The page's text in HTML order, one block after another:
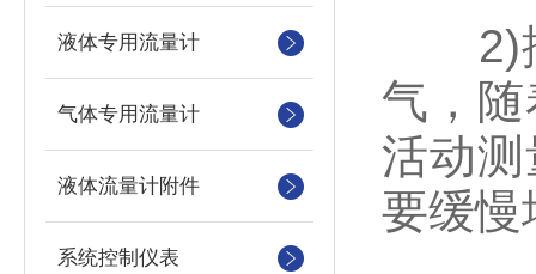
液体专用流量计
气体专用流量计
液体流量计附件
系统控制仪表
2)排
气，
活动
要缓慢